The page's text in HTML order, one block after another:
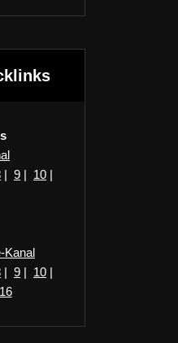
| 9 | 10 |
Kanal
| 9 | 10 |
16